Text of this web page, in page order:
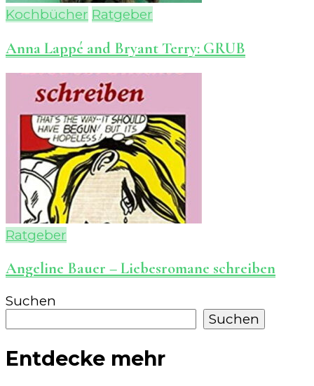
Kochbücher Ratgeber
Anna Lappé and Bryant Terry: GRUB
Ratgeber
Angeline Bauer – Liebesromane schreiben
Suchen
Suchen
Entdecke mehr